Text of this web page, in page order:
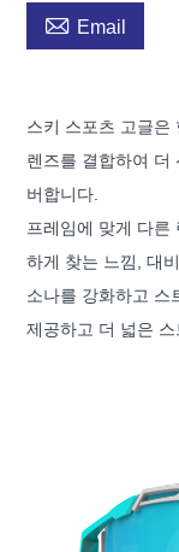
 Email
스키 스포츠 고글은
렌즈를 결합하여 더
버합니다.
프레임에 맞게 다른
하게 찾는 느낌, 대
소나를 강화하고 스
제공하고 더 넓은